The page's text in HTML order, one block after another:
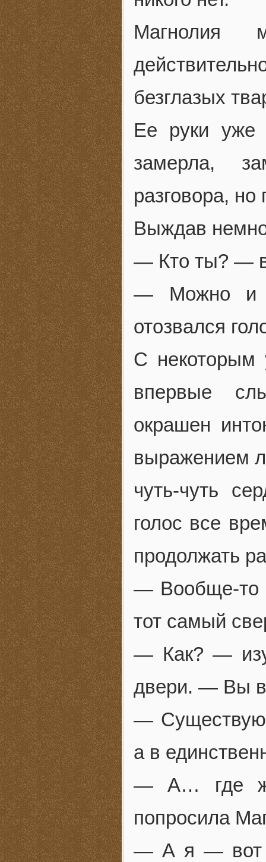
Магнолия
безглазых
Ее руки уже
замерла,
разговора, но
Выждав
— Кто ты? —
— Можно и
отозвался
С некоторым
впервые
окрашен
выражением
чуть-чуть
голос все
продолжать
— Вообще-то
тот самый
— Как? —
двери. — Вы
—
а в
— А… где
попросила
— А я — вот